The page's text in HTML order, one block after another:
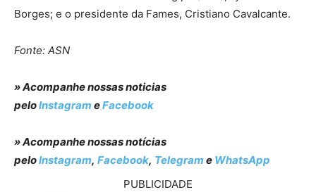
Borges; e o presidente da Fames, Cristiano Cavalcante.
Fonte: ASN
» Acompanhe nossas noticias
peloInstagram eFacebook
» Acompanhe nossas notícias
peloInstagram, Facebook, Telegram e WhatsApp
PUBLICIDADE